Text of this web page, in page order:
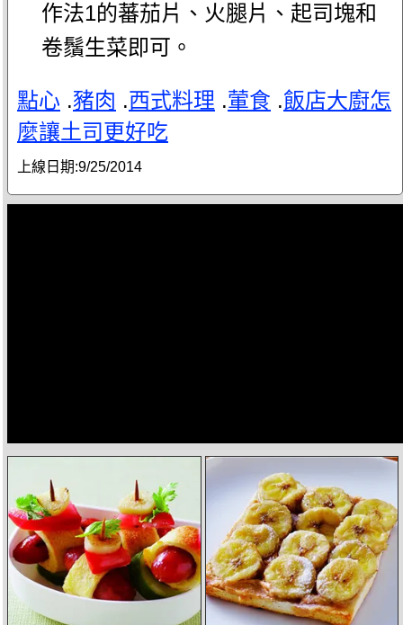
作法1的蕃茄片、火腿片、起司塊和
卷鬚生菜即可。
點心 .豬肉 .西式料理 .葷食 .飯店大廚怎
麼讓土司更好吃
上線日期:9/25/2014